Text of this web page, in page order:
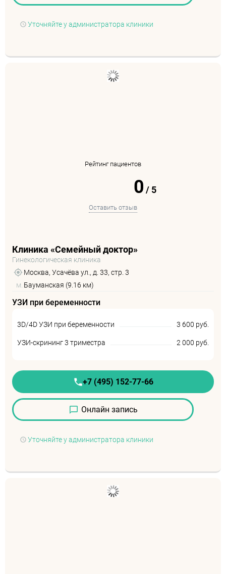
Уточняйте у администратора клиники
Рейтинг пациентов
0 / 5
Оставить отзыв
Клиника «Семейный доктор»
Гинекологическая клиника
Москва, Усачёва ул., д. 33, стр. 3
м. Бауманская (9.16 км)
УЗИ при беременности
3D/4D УЗИ при беременности 3 600 руб.
УЗИ-скрининг 3 триместра 2 000 руб.
+7 (495) 152-77-66
Онлайн запись
Уточняйте у администратора клиники